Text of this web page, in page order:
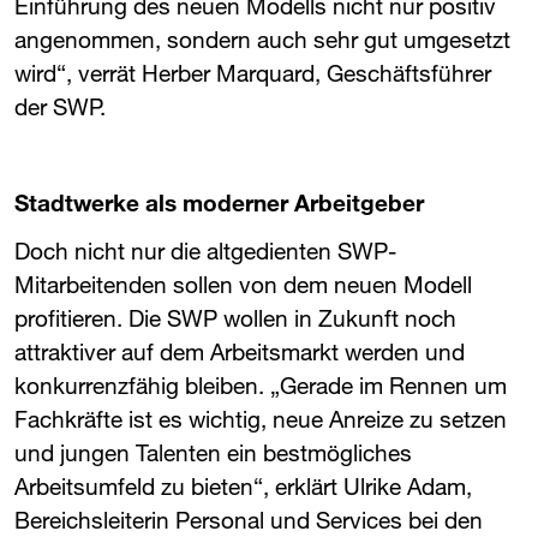
angenommen, sondern auch sehr gut umgesetzt
wird“, verrät Herber Marquard, Geschäftsführer
der ​SWP​.
Stadtwerke als moderner Arbeitgeber
Doch nicht nur die altgedienten ​ SWP​-
Mitarbeitenden sollen von dem neuen Modell
profitieren. Die ​ SWP ​ wollen in Zukunft noch
attraktiver auf dem Arbeitsmarkt werden und
konkurrenzfähig bleiben. „Gerade im Rennen um
Fachkräfte ist es wichtig, neue Anreize zu setzen
und jungen Talenten ein bestmögliches
Arbeitsumfeld zu bieten“, erklärt Ulrike Adam,
Bereichsleiterin Personal und Services bei den ​